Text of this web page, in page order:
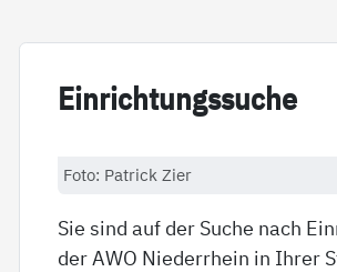
Ein­rich­tungs­su­che
Foto: Patrick Zier
Sie sind auf der Suche nach
der AWO Niederrhein in Ihrer